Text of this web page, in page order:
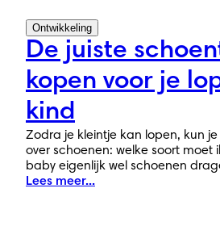
Ontwikkeling
De juiste
kopen voor je
kind
Zodra je kleintje kan lopen, kun
over schoenen: welke soort moet
baby eigenlijk wel schoenen
materialen en welke pasvorm?
Lees meer...